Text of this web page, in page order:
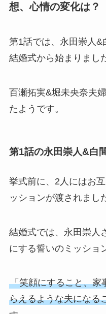
想、心情の変化は？
第1話では、永田崇人
結婚式から始まりまし
百瀬拓実&堀未央奈夫
たようです。
第1話の永田崇人&白
挙式前に、2人にはお
ッションが渡されまし
結婚式では、永田崇人
にする誓いのミッショ
「笑顔にすること、家
らえるような夫になる